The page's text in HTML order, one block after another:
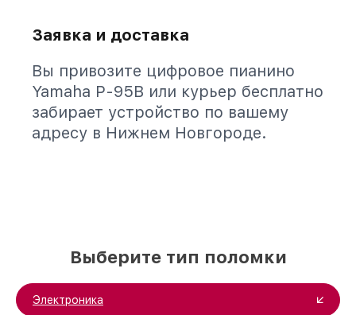
Заявка и доставка
Вы привозите цифровое пианино
Yamaha P-95B или курьер бесплатно
забирает устройство по вашему
адресу в Нижнем Новгороде.
Выберите тип поломки
Электроника